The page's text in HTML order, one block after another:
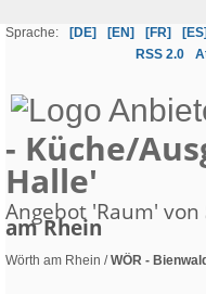
Sprache: [DE] [EN] [FR] [ES]
RSS 2.0
- Küche/
Halle'
Angebot 'Raum' von
am Rhein
Wörth am Rhein /WÖR -